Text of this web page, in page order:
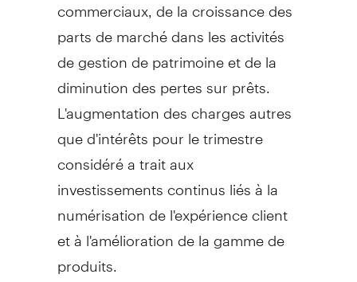
parts de marché dans les activités
de gestion de patrimoine et de la
diminution des pertes sur prêts.
L'augmentation des charges autres
que d'intérêts pour le trimestre
considéré a trait aux
investissements continus liés à la
numérisation de l'expérience client
et à l'amélioration de la gamme de
produits.